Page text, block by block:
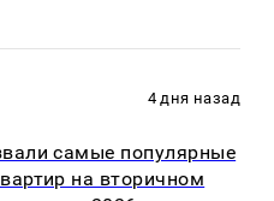
4 дня назад
самые популярные
на вторичном